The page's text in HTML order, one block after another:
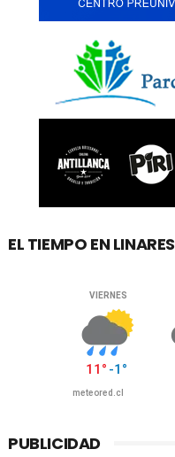
EL TIEMPO EN LINARES
PUBLICIDAD